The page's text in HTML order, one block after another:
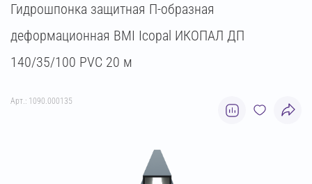
Гидрошпонка защитная П-образная
деформационная BMI Icopal ИКОПАЛ ДП
140/35/100 PVC 20 м
Арт.: 1090.000135